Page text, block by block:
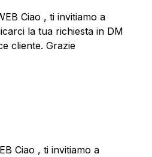
Ciao , ti invitiamo a
la tua richiesta in DM
cliente. Grazie
Ciao , ti invitiamo a